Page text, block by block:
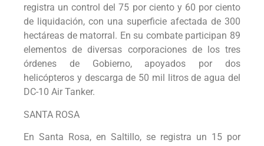
registra un control del 75 por ciento y 60 por ciento
de liquidación, con una superficie afectada de 300
hectáreas de matorral. En su combate participan 89
elementos de diversas corporaciones de los tres
órdenes de Gobierno, apoyados por dos
helicópteros y descarga de 50 mil litros de agua del
DC-10 Air Tanker.
SANTA ROSA
En Santa Rosa, en Saltillo, se registra un 15 por